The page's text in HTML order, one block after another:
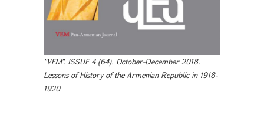
"VEM". ISSUE 4 (64). October-December 2018.
Lessons of History of the Armenian Republic in 1918-
1920